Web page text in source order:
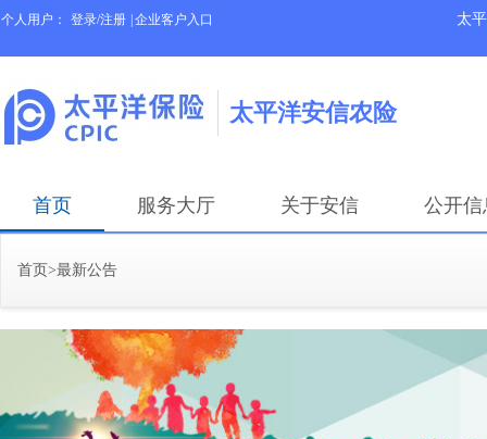
个人用户： 登录/注册 企业客户入口 太
太平洋安信农险
首页 服务大厅 关于安信 公开
首页>最新公告